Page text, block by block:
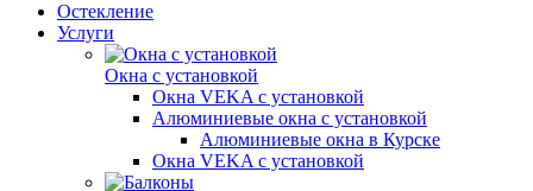
Остекление
Услуги
Окна с установкой
Окна VEKA с установкой
Алюминиевые окна с установкой
Алюминиевые окна в Курске
Окна VEKA с установкой